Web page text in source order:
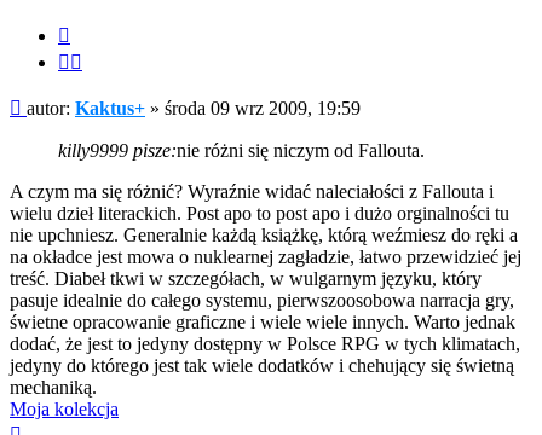
Post
autor: Kaktus+ » środa 09 wrz 2009, 19:59
killy9999 pisze:nie różni się niczym od Fallouta.
A czym ma się różnić? Wyraźnie widać naleciałości z Fallouta i
wielu dzieł literackich. Post apo to post apo i dużo orginalności tu
nie upchniesz. Generalnie każdą książkę, którą weźmiesz do ręki a
na okładce jest mowa o nuklearnej zagładzie, łatwo przewidzieć jej
treść. Diabeł tkwi w szczegółach, w wulgarnym języku, który
pasuje idealnie do całego systemu, pierwszoosobowa narracja gry,
świetne opracowanie graficzne i wiele wiele innych. Warto jednak
dodać, że jest to jedyny dostępny w Polsce RPG w tych klimatach,
jedyny do którego jest tak wiele dodatków i chehujący się świetną
mechaniką.
Moja kolekcja